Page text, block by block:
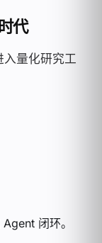
代
量化研究工
闭环。